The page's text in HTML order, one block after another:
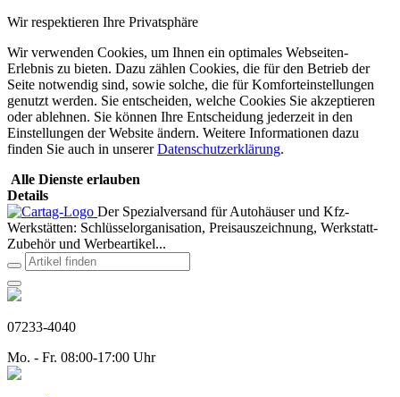
Wir respektieren Ihre Privatsphäre
Wir verwenden Cookies, um Ihnen ein optimales Webseiten-
Erlebnis zu bieten. Dazu zählen Cookies, die für den Betrieb der
Seite notwendig sind, sowie solche, die für Komforteinstellungen
genutzt werden. Sie entscheiden, welche Cookies Sie akzeptieren
oder ablehnen. Sie können Ihre Entscheidung jederzeit in den
Einstellungen der Website ändern. Weitere Informationen dazu
finden Sie auch in unsererDatenschutzerklärung.
Alle Dienste erlauben
Details
Der Spezialversand für Autohäuser und Kfz-
Werkstätten: Schlüsselorganisation, Preisauszeichnung, Werkstatt-
Zubehör und Werbeartikel...
07233-4040
Mo. - Fr. 08:00-17:00 Uhr